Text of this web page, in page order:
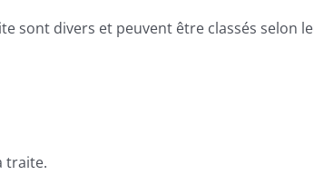
sont divers et peuvent être classés selon
traite.